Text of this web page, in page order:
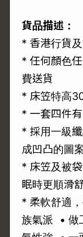
貨品描述：
* 香港行貨
* 任何顏色
費送貨
* 床笠特高
* 一套四件
* 採用一級
成凹凸的圖
* 床笠及被
眠時更順滑
* 柔軟舒適
族氣派 • 做